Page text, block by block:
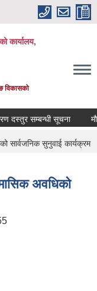
कार्यालय,
विकासको
सम्बन्धी सूचना
सार्वजनिक सुनुवाई कार्यक्रम
अवधिको